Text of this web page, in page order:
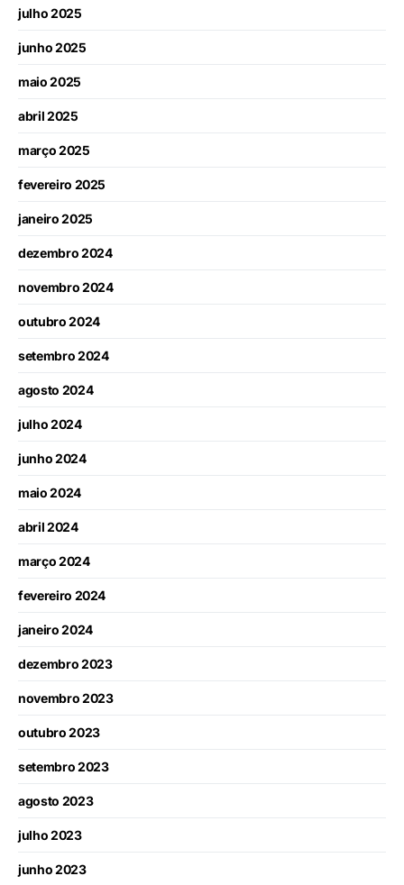
julho 2025
junho 2025
maio 2025
abril 2025
março 2025
fevereiro 2025
janeiro 2025
dezembro 2024
novembro 2024
outubro 2024
setembro 2024
agosto 2024
julho 2024
junho 2024
maio 2024
abril 2024
março 2024
fevereiro 2024
janeiro 2024
dezembro 2023
novembro 2023
outubro 2023
setembro 2023
agosto 2023
julho 2023
junho 2023